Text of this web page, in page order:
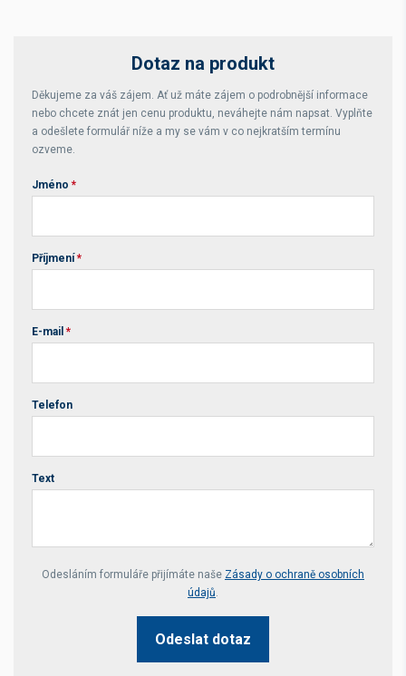
Dotaz na produkt
Děkujeme za váš zájem. Ať už máte zájem o podrobnější informace
nebo chcete znát jen cenu produktu, neváhejte nám napsat. Vyplňte
a odešlete formulář níže a my se vám v co nejkratším termínu
ozveme.
Jméno *
Příjmení *
E-mail *
Telefon
Text
Your website *
Odesláním formuláře přijímáte naše Zásady o ochraně osobních
údajů.
Odeslat dotaz